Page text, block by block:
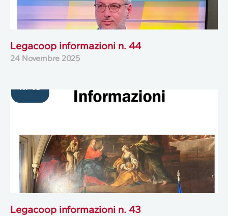
Legacoop informazioni n. 44
24 Novembre 2025
Legacoop informazioni n. 43